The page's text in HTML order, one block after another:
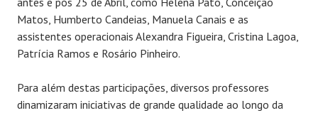
Matos, Humberto Candeias, Manuela Canais e as
assistentes operacionais Alexandra Figueira, Cristina Lagoa,
Patrícia Ramos e Rosário Pinheiro.
Para além destas participações, diversos professores
dinamizaram iniciativas de grande qualidade ao longo da